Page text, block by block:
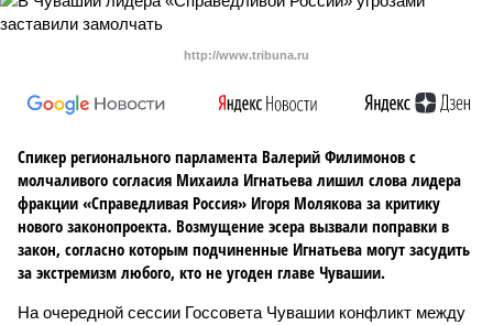
http://www.tribuna.ru
Спикер регионального парламента Валерий Филимонов с
молчаливого согласия Михаила Игнатьева лишил слова лидера
фракции «Справедливая Россия» Игоря Молякова за критику
нового законопроекта. Возмущение эсера вызвали поправки в
закон, согласно которым подчиненные Игнатьева могут засудить
за экстремизм любого, кто не угоден главе Чувашии.
На очередной сессии Госсовета Чувашии конфликт между